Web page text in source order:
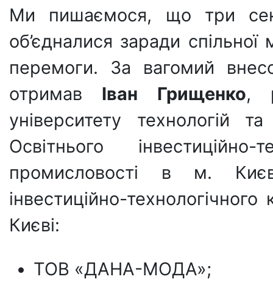
Ми пишаємося, що три
об’єдналися заради
перемоги. За вагомий
отримав Іван Грищенко,
університету технологій
Освітнього
промисловості в м.
інвестиційно-
Києві:
ТОВ «ДАНА-МОДА»;